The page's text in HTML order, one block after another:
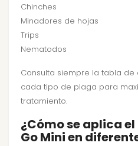
Chinches
Minadores de hojas
Trips
Nematodos
Consulta siempre la tabla
cada tipo de plaga para
tratamiento.
¿Cómo se aplica el
Go Mini en